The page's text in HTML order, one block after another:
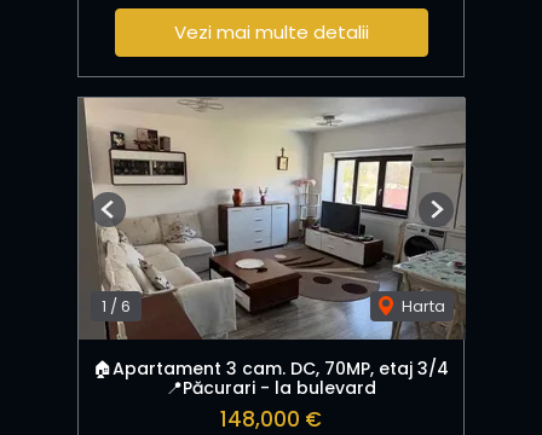
Vezi mai multe detalii
1 /6 Harta
Previous Next
🏠Apartament 3 cam. DC, 70MP, etaj 3/4
📍Păcurari - la bulevard
148,000 €